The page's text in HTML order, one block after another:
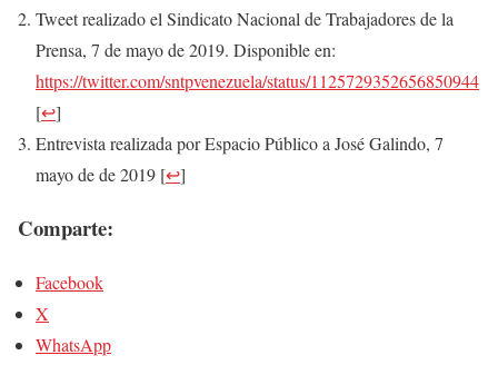
Tweet realizado el Sindicato Nacional de Trabajadores de la
Prensa, 7 de mayo de 2019. Disponible en:
https://twitter.com/sntpvenezuela/status/1125729352656850944
[↩]
Entrevista realizada por Espacio Público a José Galindo, 7
mayo de de 2019 [↩]
Comparte:
Facebook
X
WhatsApp